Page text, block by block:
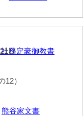
務定豪御教書
12）
熊谷家文書
日